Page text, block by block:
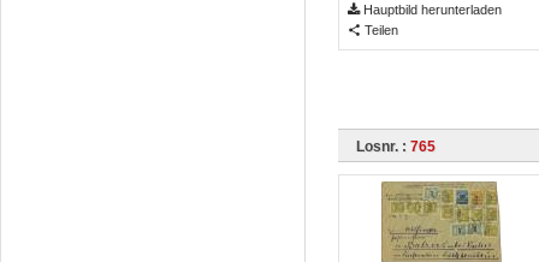
Hauptbild herunterladen
Teilen
Losnr. : 765